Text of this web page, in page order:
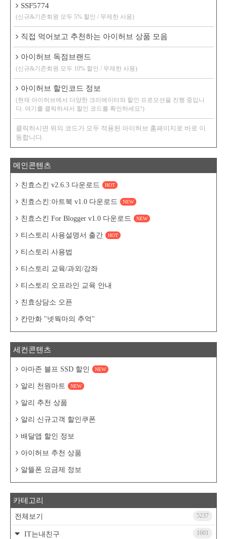
SSF5774
(신규&기존회원 모두 5% 할인 / 무제한 사용)
직접 먹어보고 추천하는 아이허브 상품 모음
아이허브 독점브랜드
(신규&기존회원 모두 10% 할인 / 무제한 사용)
아이허브 할인코드 정보
(현재 아이허브에서 다양한 크리에이터와 할인 프로모션을 진행 중입니
다. 여기를 클릭하셔서 할인 코드를 확인하세요!)
클릭하시면 위의 코드가 모두 적용된 아이허브 홈페이지로 바로 이
동합니다.
메인콘텐츠
친효스킨 v2.6.3 다운로드 HOT
친효스킨:아트북 v1.0 다운로드 NEW
친효스킨 For Blogger v1.0 다운로드 NEW
티스토리 사용설명서 출간 HOT
티스토리 사용법
티스토리 교육/과외/강좌
티스토리 오프라인 교육 안내
친효상담소 오픈
칸만화 "넷웍마의 추억"
세컨콘텐츠
아마존 블프 SSD 할인 NEW
알리 천원마트 NEW
알리 추천 상품
알리 신규고객 할인쿠폰
배달앱 할인 정보
아이허브 추천 상품
알뜰폰 요금제 정보
카테고리
전체보기 5237
IT는내친구 1601